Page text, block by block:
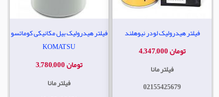
فیلتر هیدرولیک بیل مکانیکی کوماتسو
KOMATSU
3,780,000 تومان
فیلتر مانا
فیلتر هیدرولیک لودر نیوهلند
4,347,000 تومان
فیلتر مانا
02155425679